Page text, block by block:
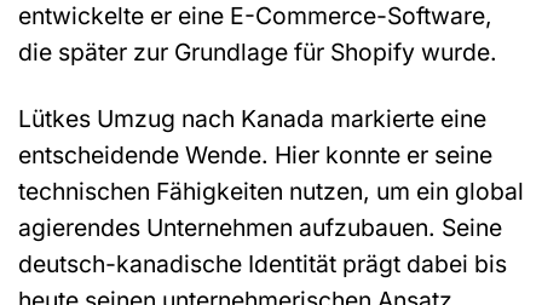
entwickelte er eine E-Commerce-Software,
die später zur Grundlage für Shopify wurde.
Lütkes Umzug nach Kanada markierte eine
entscheidende Wende. Hier konnte er seine
technischen Fähigkeiten nutzen, um ein global
agierendes Unternehmen aufzubauen. Seine
deutsch-kanadische Identität prägt dabei bis